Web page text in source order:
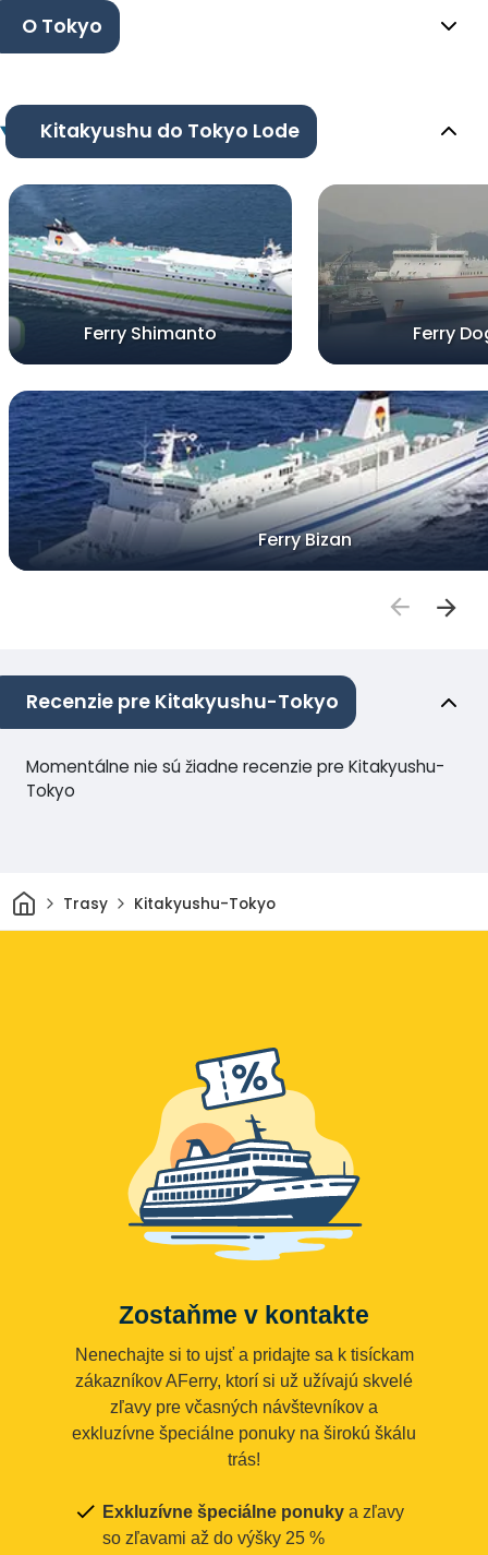
O Tokyo
Kitakyushu do Tokyo Lode
Ferry Shimanto Ferry
Ferry Bizan
Recenzie pre Kitakyushu-Tokyo
Momentálne nie sú žiadne recenzie pre Kitakyushu-
Tokyo
Domov
Trasy Kitakyushu-Tokyo
Zostaňme v kontakte
Nenechajte si to ujsť a pridajte sa k tisíckam
zákazníkov AFerry, ktorí si už užívajú skvelé
zľavy pre včasných návštevníkov a
exkluzívne špeciálne ponuky na širokú škálu
trás!
Exkluzívne špeciálne ponuky a zľavy
so zľavami až do výšky 25 %